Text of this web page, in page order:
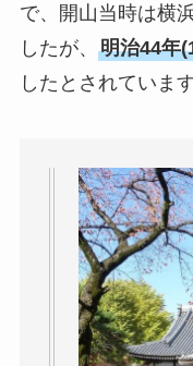
で、開山当時は横
したが、 明治44年
したとされています